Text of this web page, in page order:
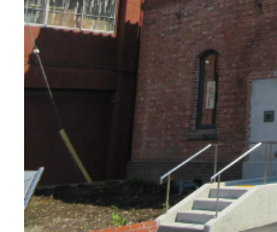
銀
行
煉